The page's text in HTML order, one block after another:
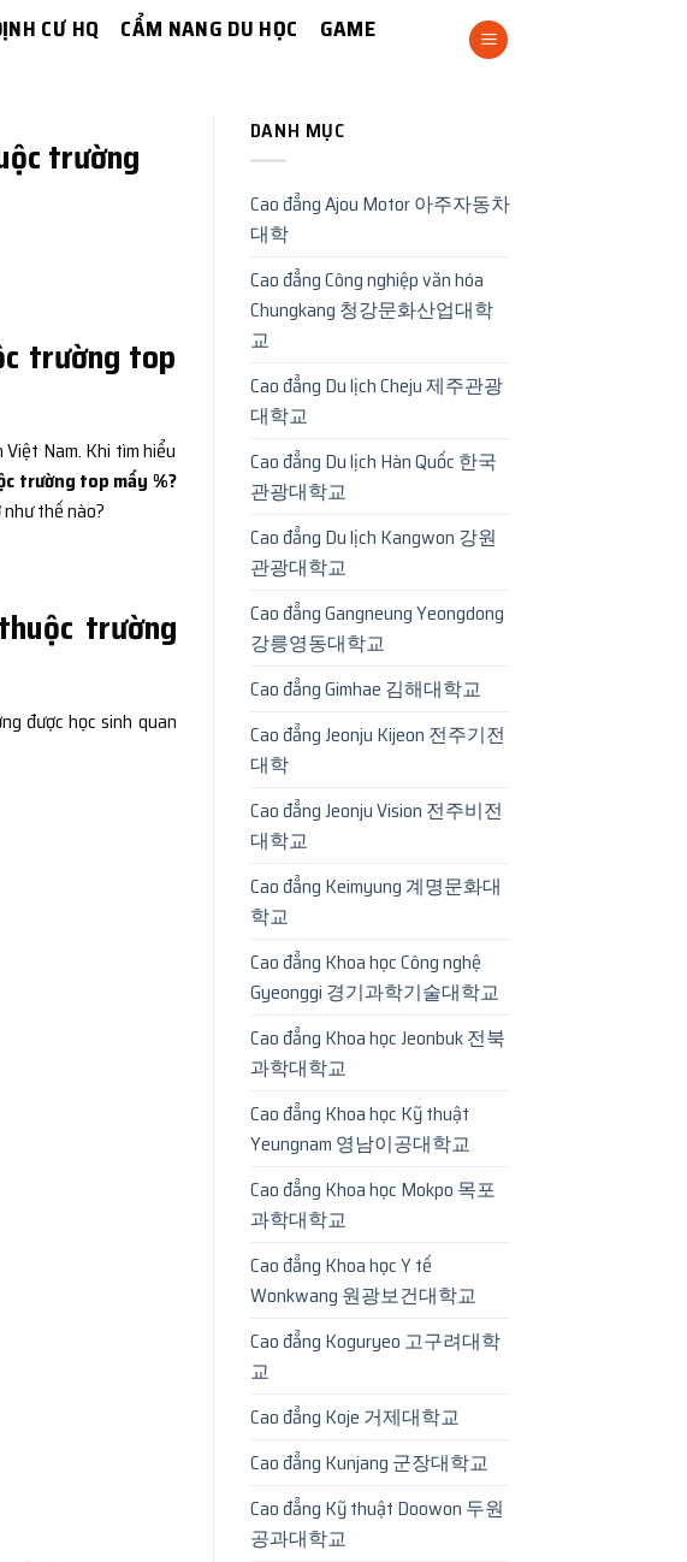
CƯ HQ CẨM NANG DU HỌC
GAME
trường
trường top
Nam. Khi tìm hiểu
trường top mấy %?
thế nào?
trường
được học sinh quan
DANH MỤC
Cao đẳng Ajou Motor 아주자동차
대학
Cao đẳng Công nghiệp văn hóa
Chungkang 청강문화산업대학
교
Cao đẳng Du lịch Cheju 제주관광
대학교
Cao đẳng Du lịch Hàn Quốc 한국
관광대학교
Cao đẳng Du lịch Kangwon 강원
관광대학교
Cao đẳng Gangneung Yeongdong
강릉영동대학교
Cao đẳng Gimhae 김해대학교
Cao đẳng Jeonju Kijeon 전주기전
대학
Cao đẳng Jeonju Vision 전주비전
대학교
Cao đẳng Keimyung 계명문화대
학교
Cao đẳng Khoa học Công nghệ
Gyeonggi 경기과학기술대학교
Cao đẳng Khoa học Jeonbuk 전북
과학대학교
Cao đẳng Khoa học Kỹ thuật
Yeungnam 영남이공대학교
Cao đẳng Khoa học Mokpo 목포
과학대학교
Cao đẳng Khoa học Y tế
Wonkwang 원광보건대학교
Cao đẳng Koguryeo 고구려대학
교
Cao đẳng Koje 거제대학교
Cao đẳng Kunjang 군장대학교
Cao đẳng Kỹ thuật Doowon 두원
공과대학교